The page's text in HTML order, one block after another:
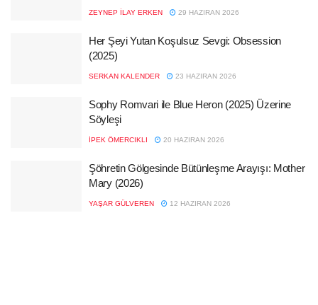
ZEYNEP İLAY ERKEN 29 HAZIRAN 2026
Her Şeyi Yutan Koşulsuz Sevgi: Obsession
(2025)
SERKAN KALENDER 23 HAZIRAN 2026
Sophy Romvari ile Blue Heron (2025) Üzerine
Söyleşi
İPEK ÖMERCIKLI 20 HAZIRAN 2026
Şöhretin Gölgesinde Bütünleşme Arayışı: Mother
Mary (2026)
YAŞAR GÜLVEREN 12 HAZIRAN 2026